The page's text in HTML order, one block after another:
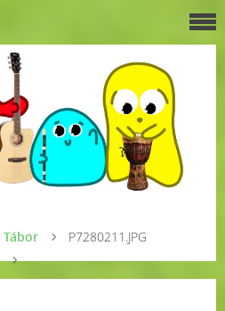
Tábor
P7280211.JPG